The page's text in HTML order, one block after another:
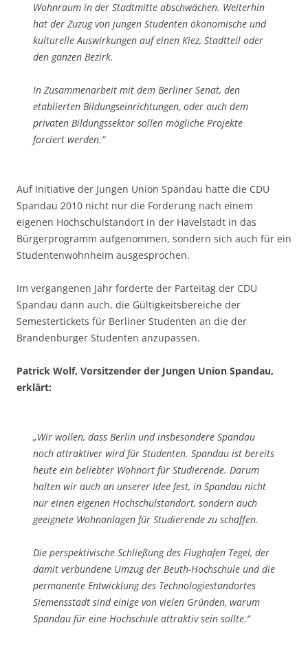
Wohnraum in der Stadtmitte abschwächen. Weiterhin
hat der Zuzug von jungen Studenten ökonomische und
kulturelle Auswirkungen auf einen Kiez, Stadtteil oder
den ganzen Bezirk.
In Zusammenarbeit mit dem Berliner Senat, den
etablierten Bildungseinrichtungen, oder auch dem
privaten Bildungssektor sollen mögliche Projekte
forciert werden.“
Auf Initiative der Jungen Union Spandau hatte die CDU
Spandau 2010 nicht nur die Forderung nach einem
eigenen Hochschulstandort in der Havelstadt in das
Bürgerprogramm aufgenommen, sondern sich auch für ein
Studentenwohnheim ausgesprochen.
Im vergangenen Jahr forderte der Parteitag der CDU
Spandau dann auch, die Gültigkeitsbereiche der
Semestertickets für Berliner Studenten an die der
Brandenburger Studenten anzupassen.
Patrick Wolf, Vorsitzender der Jungen Union Spandau,
erklärt:
„Wir wollen, dass Berlin und insbesondere Spandau
noch attraktiver wird für Studenten. Spandau ist bereits
heute ein beliebter Wohnort für Studierende. Darum
halten wir auch an unserer Idee fest, in Spandau nicht
nur einen eigenen Hochschulstandort, sondern auch
geeignete Wohnanlagen für Studierende zu schaffen.
Die perspektivische Schließung des Flughafen Tegel, der
damit verbundene Umzug der Beuth-Hochschule und die
permanente Entwicklung des Technologiestandortes
Siemensstadt sind einige von vielen Gründen, warum
Spandau für eine Hochschule attraktiv sein sollte.“